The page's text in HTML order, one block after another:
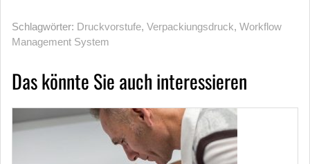
Schlagwörter: Druckvorstufe, Verpackiungsdruck, Workflow
Management System
Das könnte Sie auch interessieren